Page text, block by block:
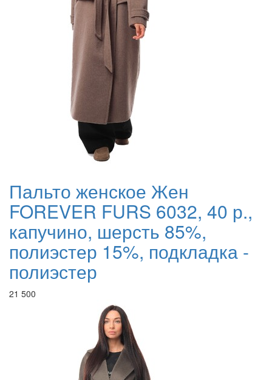
Пальто женское Жен
FOREVER FURS 6032, 40 р.,
капучино, шерсть 85%,
полиэстер 15%, подкладка -
полиэстер
21 500